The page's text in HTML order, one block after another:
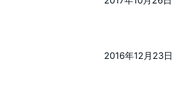
2016年12月23日